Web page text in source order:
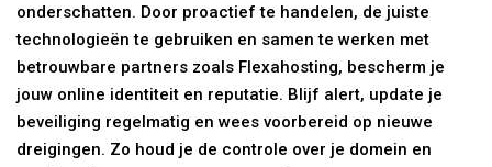
onderschatten. Door proactief te handelen, de juiste
technologieën te gebruiken en samen te werken met
betrouwbare partners zoals Flexahosting, bescherm je
jouw online identiteit en reputatie. Blijf alert, update je
beveiliging regelmatig en wees voorbereid op nieuwe
dreigingen. Zo houd je de controle over je domein en